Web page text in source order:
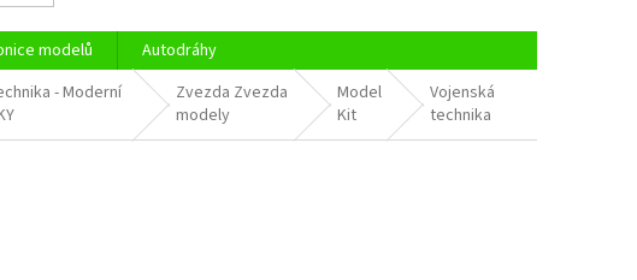
modelů Autodráhy
- Moderní
Zvezda Zvezda
modely
Model
Kit
Vojenská
technika